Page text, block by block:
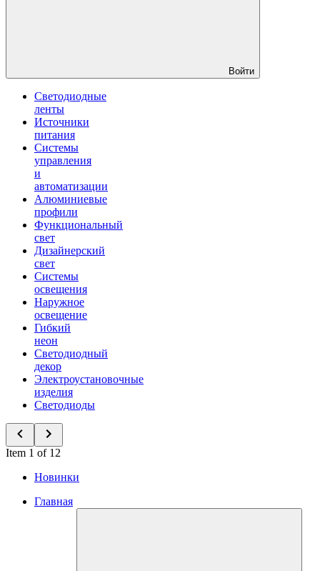
Войти
Светодиодные
ленты
Источники
питания
Системы
управления
и
автоматизации
Алюминиевые
профили
Функциональный
свет
Дизайнерский
свет
Системы
освещения
Наружное
освещение
Гибкий
неон
Светодиодный
декор
Электроустановочные
изделия
Светодиоды
Item 1 of 12
Новинки
Главная